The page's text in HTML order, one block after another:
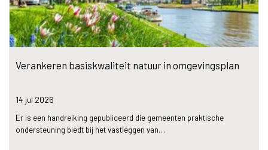
Verankeren basiskwaliteit natuur in omgevingsplan
14 jul 2026
Er is een handreiking gepubliceerd die gemeenten praktische
ondersteuning biedt bij het vastleggen van…